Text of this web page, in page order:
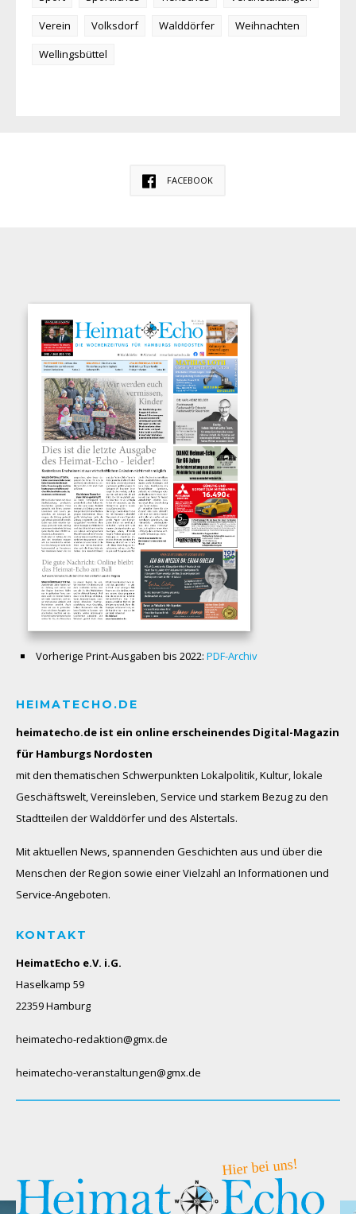
Verein
Volksdorf Walddörfer
Weihnachten
Wellingsbüttel
FACEBOOK
Vorherige Print-Ausgaben bis 2022: PDF-Archiv
HEIMATECHO.DE
heimatecho.de ist ein online erscheinendes Digital-Magazin
für Hamburgs Nordosten
mit den thematischen Schwerpunkten Lokalpolitik, Kultur, lokale
Geschäftswelt, Vereinsleben, Service und starkem Bezug zu den
Stadtteilen der Walddörfer und des Alstertals.
Mit aktuellen News, spannenden Geschichten aus und über die
Menschen der Region sowie einer Vielzahl an Informationen und
Service-Angeboten.
KONTAKT
HeimatEcho e.V. i.G.
Haselkamp 59
22359 Hamburg
heimatecho-redaktion@gmx.de
heimatecho-veranstaltungen@gmx.de